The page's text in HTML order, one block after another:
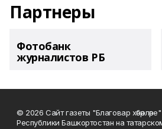
Партнеры
Фотобанк
журналистов РБ
© 2026 Сайт газеты "Благовар
Республики Башкортостан на